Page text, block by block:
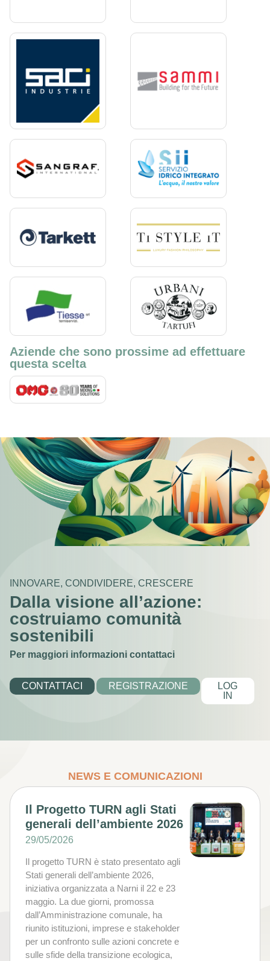
Aziende che sono prossime ad effettuare
questa scelta
INNOVARE, CONDIVIDERE, CRESCERE
Dalla visione all’azione:
costruiamo comunità
sostenibili
Per maggiori informazioni contattaci
CONTATTACI REGISTRAZIONE
LOG
IN
NEWS E COMUNICAZIONI
Il Progetto TURN agli Stati
generali dell’ambiente 2026
29/05/2026
Il progetto TURN è stato presentato agli
Stati generali dell’ambiente 2026,
iniziativa organizzata a Narni il 22 e 23
maggio. La due giorni, promossa
dall’Amministrazione comunale, ha
riunito istituzioni, imprese e stakeholder
per un confronto sulle azioni concrete e
sulle sfide della transizione ecologica,